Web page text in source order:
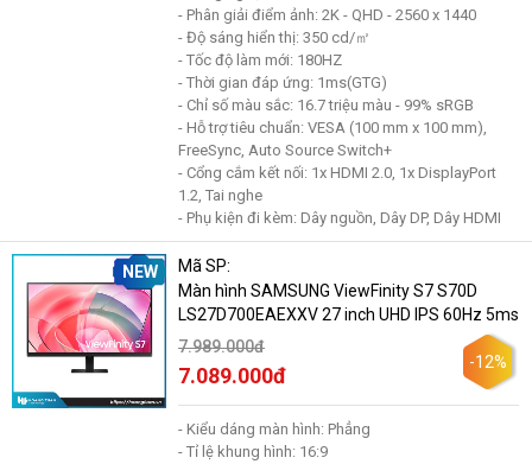
- Phân giải điểm ảnh: 2K - QHD - 2560 x 1440
- Độ sáng hiển thị: 350 cd/㎡
- Tốc độ làm mới: 180HZ
- Thời gian đáp ứng: 1ms(GTG)
- Chỉ số màu sắc: 16.7 triệu màu - 99% sRGB
- Hỗ trợ tiêu chuẩn: VESA (100 mm x 100 mm),
FreeSync, Auto Source Switch+
- Cổng cắm kết nối: 1x HDMI 2.0, 1x DisplayPort
1.2, Tai nghe
- Phụ kiện đi kèm: Dây nguồn, Dây DP, Dây HDMI
NEW
Mã SP:
Màn hình SAMSUNG ViewFinity S7 S70D
LS27D700EAEXXV 27 inch UHD IPS 60Hz 5ms
7.989.000đ
7.089.000đ
-12%
- Kiểu dáng màn hình: Phẳng
- Tỉ lệ khung hình: 16:9